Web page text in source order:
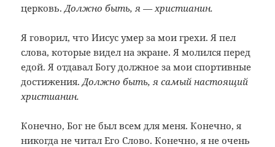
церковь.Должно быть, я — христианин.
Я говорил, что Иисус умер за мои грехи. Я пел
слова, которые видел на экране. Я молился перед
едой. Я отдавал Богу должное за мои спортивные
достижения.Должно быть, я самый настоящий
христианин.
Конечно, Бог не был всем для меня. Конечно, я
никогда не читал Его Слово. Конечно, я не очень